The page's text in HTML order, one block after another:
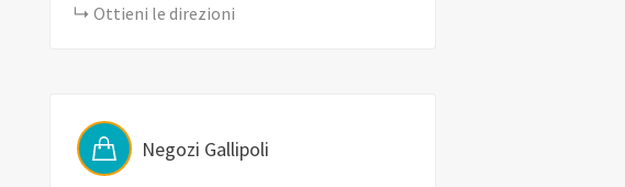
Ottieni le direzioni
Negozi Gallipoli